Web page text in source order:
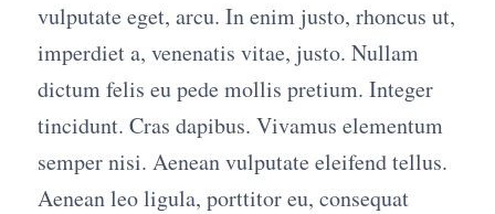
vulputate eget, arcu. In enim justo, rhoncus ut,
imperdiet a, venenatis vitae, justo. Nullam
dictum felis eu pede mollis pretium. Integer
tincidunt. Cras dapibus. Vivamus elementum
semper nisi. Aenean vulputate eleifend tellus.
Aenean leo ligula, porttitor eu, consequat